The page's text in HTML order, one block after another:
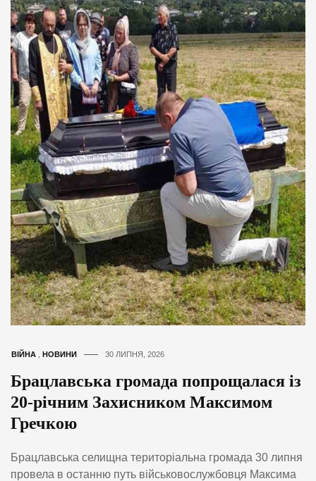
ВІЙНА НОВИНИ 30 ЛИПНЯ, 2026
Брацлавська громада попрощалася із
20-річним Захисником Максимом
Гречкою
Брацлавська селищна територіальна громада 30 липня
провела в останню путь військовослужбовця Максима